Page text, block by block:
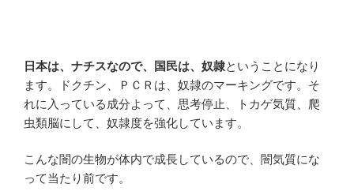
日本は、ナチスなので、国民は、奴隷ということになり
ます。ドクチン、ＰＣＲは、奴隷のマーキングです。そ
れに入っている成分よって、思考停止、トカゲ気質、爬
虫類脳にして、奴隷度を強化しています。
こんな闇の生物が体内で成長しているので、闇気質にな
って当たり前です。